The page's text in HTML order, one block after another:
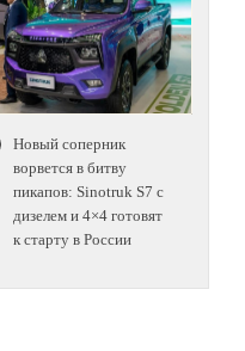
Новый соперник
ворвется в битву
пикапов: Sinotruk S7 с
дизелем и 4×4 готовят
к старту в России